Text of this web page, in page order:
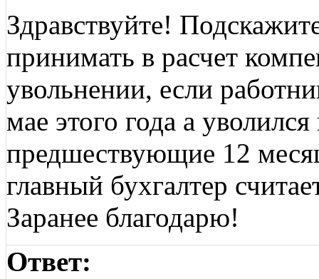
Здравствуйте!
принимать в расчет
увольнении, если
мае этого года а
предшествующие 12
главный бухгалтер
Заранее благодарю!
Ответ: